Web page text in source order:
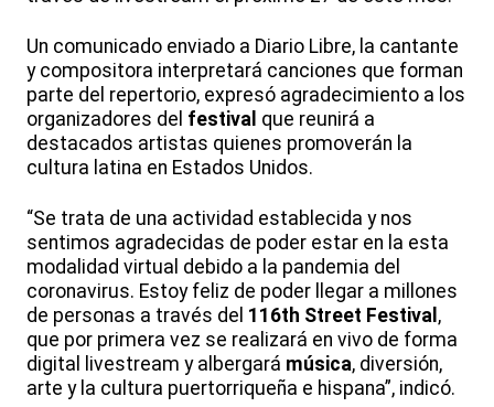
Un comunicado enviado a Diario Libre, la cantante
y compositora interpretará canciones que forman
parte del repertorio, expresó agradecimiento a los
organizadores del festival que reunirá a
destacados artistas quienes promoverán la
cultura latina en Estados Unidos.
“Se trata de una actividad establecida y nos
sentimos agradecidas de poder estar en la esta
modalidad virtual debido a la pandemia del
coronavirus. Estoy feliz de poder llegar a millones
de personas a través del 116th Street Festival ,
que por primera vez se realizará en vivo de forma
digital livestream y albergará música, diversión,
arte y la cultura puertorriqueña e hispana”, indicó.